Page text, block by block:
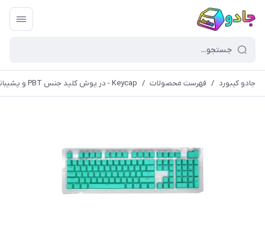
جادو کیبورد / فهرست محصولات / Keycap - در پوش کلید جنس PBT و پشیبانی از RGB رنگ فیروزه ای (کیکپ)